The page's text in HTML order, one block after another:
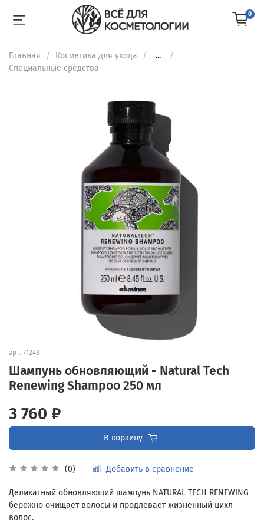
0
Главная Косметика для ухода
...
Специальные средства
арт. 71243
Шампунь обновляющий - Natural Tech
Renewing Shampoo 250 мл
(0) Добавить в сравнение
3 760 ₽
В корзину
Деликатный обновляющий шампунь NATURAL TECH RENEWING
бережно очищает волосы и продлевает жизненный цикл
волос.